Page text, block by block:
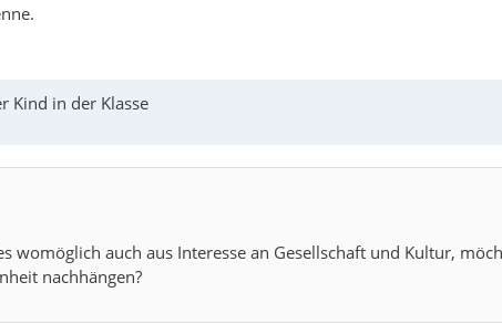
Kind in der Klasse
womöglich auch aus Interesse an Gesellschaft und Kultur,
nachhängen?